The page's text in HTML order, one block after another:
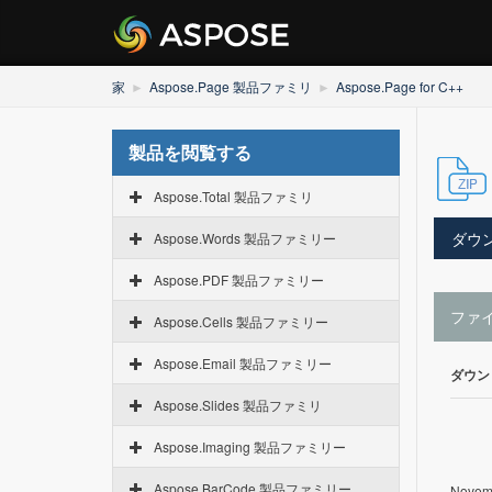
家 Aspose.Page 製品ファミリ Aspose.Page for C++
製品を閲覧する
Aspose.Total 製品ファミリ
Aspose.Words 製品ファミリー
Aspose.PDF 製品ファミリー
Aspose.Cells 製品ファミリー
Aspose.Email 製品ファミリー
Aspose.Slides 製品ファミリ
Aspose.Imaging 製品ファミリー
Aspose.BarCode 製品ファミリー
ダウ
ファ
ダウ